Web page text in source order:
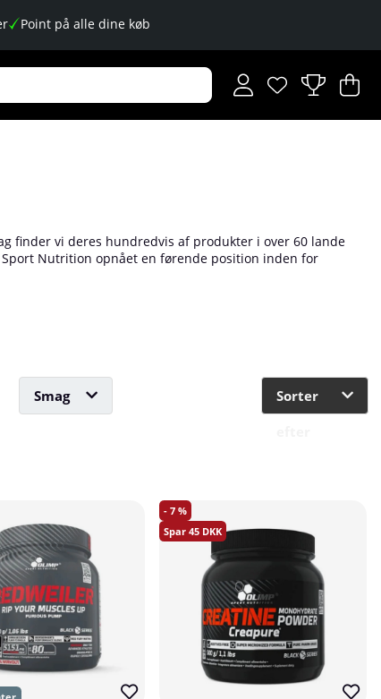
Point på alle dine køb
Ønskeliste
Antal på
.
.
finder vi deres hundredvis af produkter i over 60 lande
Nutrition opnået en førende position inden for
Smag
Sorter
7
45